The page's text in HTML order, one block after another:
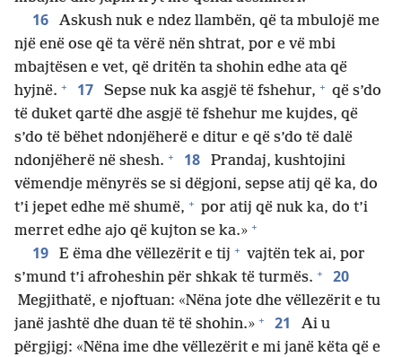
16
Askush nuk e ndez llambën, që ta mbulojë me
një enë ose që ta vërë nën shtrat, por e vë mbi
mbajtësen e vet, që dritën ta shohin edhe ata që
hyjnë. + 17 Sepse nuk ka asgjë të fshehur, + që s’do
të duket qartë dhe asgjë të fshehur me kujdes, që
s’do të bëhet ndonjëherë e ditur e që s’do të dalë
ndonjëherë në shesh. + 18
Prandaj, kushtojini
vëmendje mënyrës se si dëgjoni, sepse atij që ka, do
t’i jepet edhe më shumë, + por atij që nuk ka, do t’i
merret edhe ajo që kujton se ka.» +
19 E ëma dhe vëllezërit e tij + vajtën tek ai, por
s’mund t’i afroheshin për shkak të turmës. + 20
Megjithatë, e njoftuan: «Nëna jote dhe vëllezërit e tu
janë jashtë dhe duan të të shohin.» + 21
Ai u
përgjigj: «Nëna ime dhe vëllezërit e mi janë këta që e